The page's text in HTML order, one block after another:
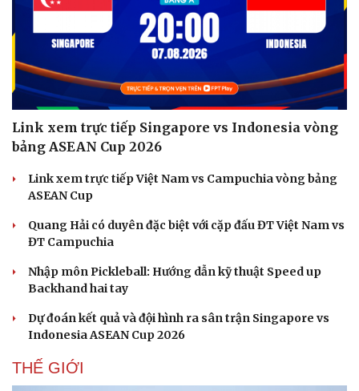
Link xem trực tiếp Singapore vs Indonesia vòng
bảng ASEAN Cup 2026
Link xem trực tiếp Việt Nam vs Campuchia vòng bảng
ASEAN Cup
Quang Hải có duyên đặc biệt với cặp đấu ĐT Việt Nam vs
ĐT Campuchia
Nhập môn Pickleball: Hướng dẫn kỹ thuật Speed up
Backhand hai tay
Dự đoán kết quả và đội hình ra sân trận Singapore vs
Indonesia ASEAN Cup 2026
THẾ GIỚI